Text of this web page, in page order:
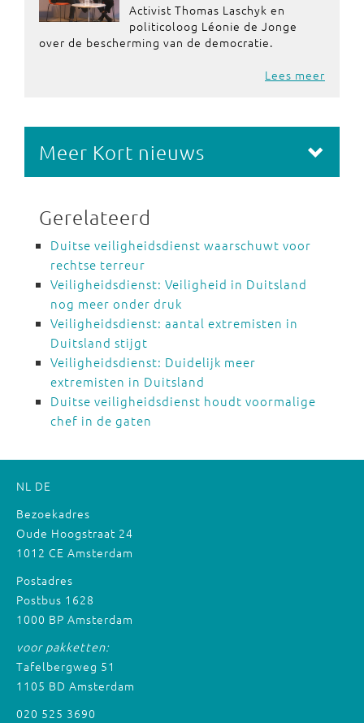
Activist Thomas Laschyk en
politicoloog Léonie de Jonge
over de bescherming van de democratie.
Lees meer
Meer Kort nieuws
Gerelateerd
Duitse veiligheidsdienst waarschuwt voor
rechtse terreur
Veiligheidsdienst: Veiligheid in Duitsland
nog meer onder druk
Veiligheidsdienst: aantal extremisten in
Duitsland stijgt
Veiligheidsdienst: Duidelijk meer
extremisten in Duitsland
Duitse veiligheidsdienst houdt voormalige
chef in de gaten
NL DE
Bezoekadres
Oude Hoogstraat 24
1012 CE Amsterdam
Postadres
Postbus 1628
1000 BP Amsterdam
voor pakketten:
Tafelbergweg 51
1105 BD Amsterdam
020 525 3690